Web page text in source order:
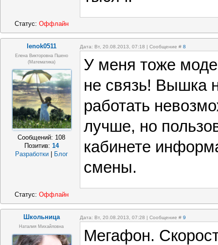
Статус: Оффлайн
lenok0511 Дата: Вт, 20.08.2013, 07:18 | Сообщение # 8
Елена Викторовна Пшено
(математика)
Сообщений: 108
Позитив: 14
Разработки
Блог
У меня тоже
не связь! Вышка
работать
лучше, но
кабинете
смены.
Статус: Оффлайн
Школьница Дата: Вт, 20.08.2013, 07:28 | Сообщение # 9
Наталия Михайловна
Мегафон.